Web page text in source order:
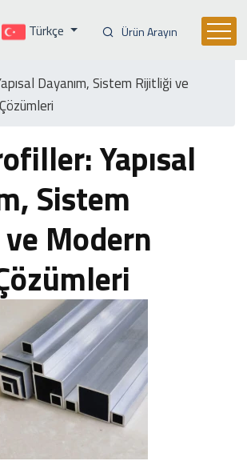
Türkçe Ürün Arayın
Dayanım, Sistem Rijitliği ve
Yapısal
Sistem
Modern